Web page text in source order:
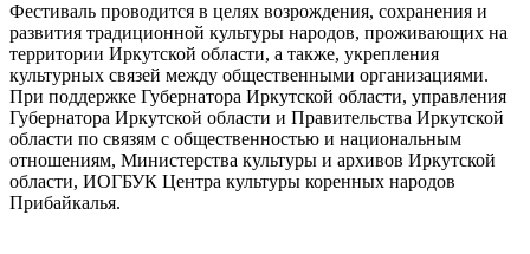
Фестиваль проводится в целях возрождения, сохранения и
развития традиционной культуры народов, проживающих на
территории Иркутской области, а также, укрепления
культурных связей между общественными организациями.
При поддержке Губернатора Иркутской области, управления
Губернатора Иркутской области и Правительства Иркутской
области по связям с общественностью и национальным
отношениям, Министерства культуры и архивов Иркутской
области, ИОГБУК Центра культуры коренных народов
Прибайкалья.